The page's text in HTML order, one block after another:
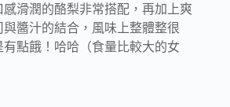
滑潤的酪梨非常搭配，再加上爽
醬汁的結合，風味上整體整很
點餓！哈哈（食量比較大的女